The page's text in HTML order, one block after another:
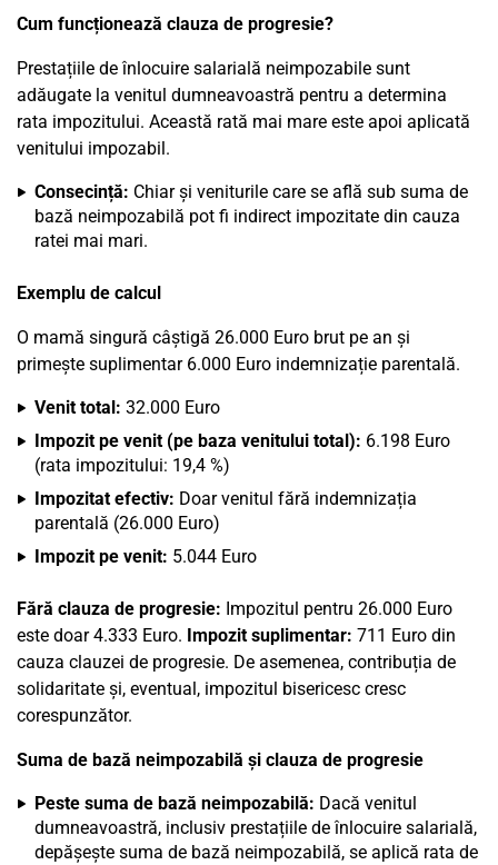
Cum funcționează clauza de progresie?
Prestațiile de înlocuire salarială neimpozabile sunt
adăugate la venitul dumneavoastră pentru a determina
rata impozitului. Această rată mai mare este apoi aplicată
venitului impozabil.
Consecință: Chiar și veniturile care se află sub suma de
bază neimpozabilă pot fi indirect impozitate din cauza
ratei mai mari.
Exemplu de calcul
O mamă singură câștigă 26.000 Euro brut pe an și
primește suplimentar 6.000 Euro indemnizație parentală.
Venit total: 32.000 Euro
Impozit pe venit (pe baza venitului total): 6.198 Euro
(rata impozitului: 19,4 %)
Impozitat efectiv: Doar venitul fără indemnizația
parentală (26.000 Euro)
Impozit pe venit: 5.044 Euro
Fără clauza de progresie: Impozitul pentru 26.000 Euro
este doar 4.333 Euro. Impozit suplimentar: 711 Euro din
cauza clauzei de progresie. De asemenea, contribuția de
solidaritate și, eventual, impozitul bisericesc cresc
corespunzător.
Suma de bază neimpozabilă și clauza de progresie
Peste suma de bază neimpozabilă: Dacă venitul
dumneavoastră, inclusiv prestațiile de înlocuire salarială,
depășește suma de bază neimpozabilă, se aplică rata de